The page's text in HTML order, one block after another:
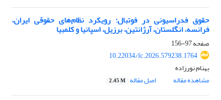
حقوق ‌فدراسیونی در فوتبال: رویکرد نظام‌های حقوقی ایران،
فرانسه، انگلستان، آرژانتین، برزیل، اسپانیا و کلمبیا
صفحه97-156
10.22034/lc.2026.579238.1764
بهنام نورزاده
مشاهده مقاله
اصل مقاله 2.45 M